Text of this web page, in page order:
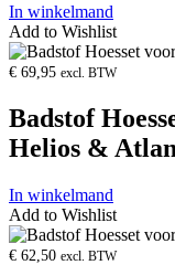
In winkelmand
Add to Wishlist
Product
openen
€ 69,95 excl. BTW
Badstof
Helios &
In winkelmand
Add to Wishlist
Product
openen
€ 62,50 excl. BTW